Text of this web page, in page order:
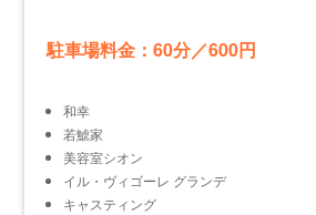
駐車場料金：60分／600円
和幸
若鯱家
美容室シオン
イル・ヴィゴーレ グランデ
キャスティング